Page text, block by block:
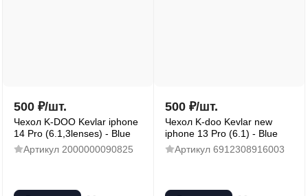
500 ₽/шт.
Чехол K-DOO Kevlar iphone
14 Pro (6.1,3lenses) - Blue
Артикул 2000000090825
500 ₽/шт.
Чехол K-doo Kevlar new
iphone 13 Pro (6.1) - Blue
Артикул 6912308916003